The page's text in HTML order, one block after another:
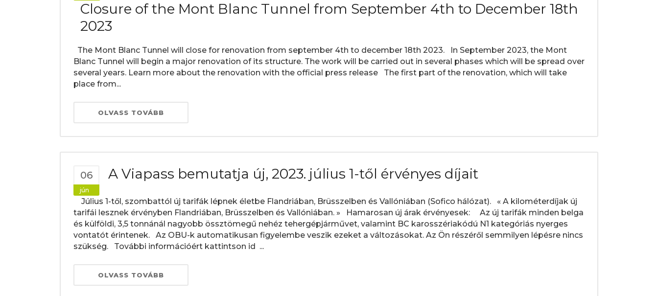
Closure of the Mont Blanc Tunnel from September 4th to December 18th
2023
The Mont Blanc Tunnel will close for renovation from september 4th to december 18th 2023. In September 2023, the Mont
Blanc Tunnel will begin a major renovation of its structure. The work will be carried out in several phases which will be spread over
several years. Learn more about the renovation with the official press release The first part of the renovation, which will take
place from...
OLVASS TOVÁBB
06
jún
A Viapass bemutatja új, 2023. július 1-től érvényes díjait
Július 1-től, szombattól új tarifák lépnek életbe Flandriában, Brüsszelben és Vallóniában (Sofico hálózat). « A kilométerdíjak új
tarifái lesznek érvényben Flandriában, Brüsszelben és Vallóniában. » Hamarosan új árak érvényesek: Az új tarifák minden belga
és külföldi, 3,5 tonnánál nagyobb össztömegű nehéz tehergépjárművet, valamint BC karosszériakódú N1 kategóriás nyerges
vontatót érintenek. Az OBU-k automatikusan figyelembe veszik ezeket a változásokat. Az Ön részéről semmilyen lépésre nincs
szükség. További információért kattintson id ...
OLVASS TOVÁBB